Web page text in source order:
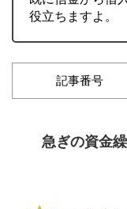
役立ちますよ。
記事番号
急ぎの資金